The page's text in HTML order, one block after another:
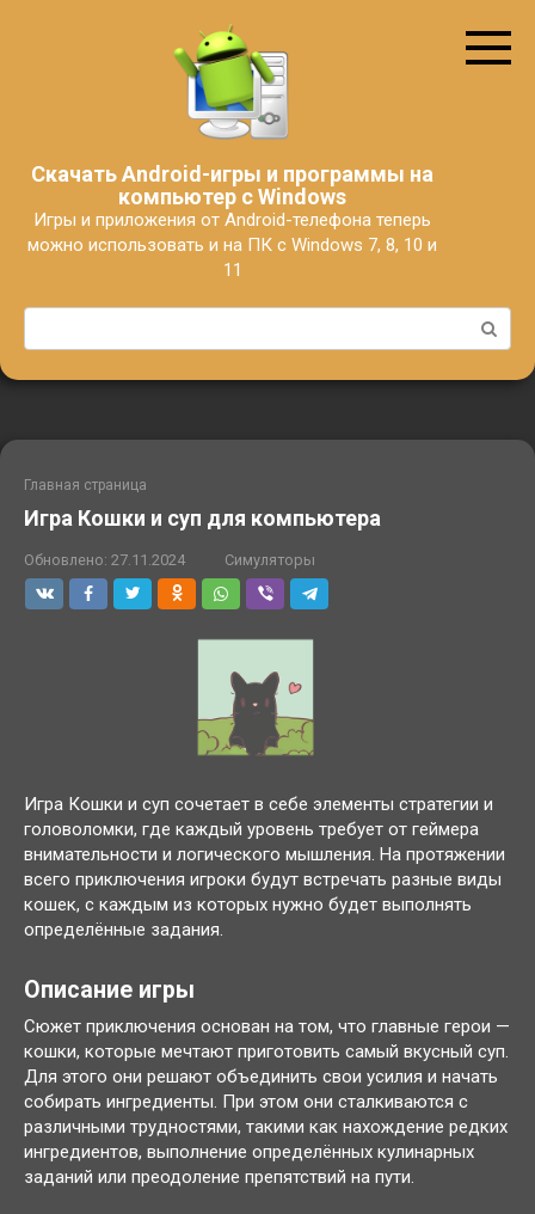
Скачать Android-игры и программы на
компьютер с Windows
Игры и приложения от Android-телефона теперь
можно использовать и на ПК с Windows 7, 8, 10 и
11
Поиск:
Главная страница
Игра Кошки и суп для компьютера
Обновлено: 27.11.2024 Симуляторы
Игра Кошки и суп сочетает в себе элементы стратегии и
головоломки, где каждый уровень требует от геймера
внимательности и логического мышления. На протяжении
всего приключения игроки будут встречать разные виды
кошек, с каждым из которых нужно будет выполнять
определённые задания.
Описание игры
Сюжет приключения основан на том, что главные герои —
кошки, которые мечтают приготовить самый вкусный суп.
Для этого они решают объединить свои усилия и начать
собирать ингредиенты. При этом они сталкиваются с
различными трудностями, такими как нахождение редких
ингредиентов, выполнение определённых кулинарных
заданий или преодоление препятствий на пути.